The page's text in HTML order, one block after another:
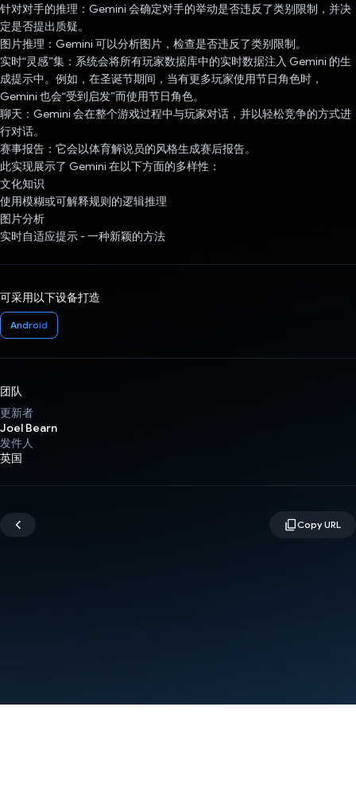
针对对手的推理：Gemini 会确定对手的举动是否违反了类别限制，并决
定是否提出质疑。
图片推理：Gemini 可以分析图片，检查是否违反了类别限制。
实时“灵感”集：系统会将所有玩家数据库中的实时数据注入 Gemini 的生
成提示中。例如，在圣诞节期间，当有更多玩家使用节日角色时，
Gemini 也会“受到启发”而使用节日角色。
聊天：Gemini 会在整个游戏过程中与玩家对话，并以轻松竞争的方式进
行对话。
赛事报告：它会以体育解说员的风格生成赛后报告。
此实现展示了 Gemini 在以下方面的多样性：
文化知识
使用模糊或可解释规则的逻辑推理
图片分析
实时自适应提示 - 一种新颖的方法
可采用以下设备打造
Android
团队
更新者
Joel Bearn
发件人
英国